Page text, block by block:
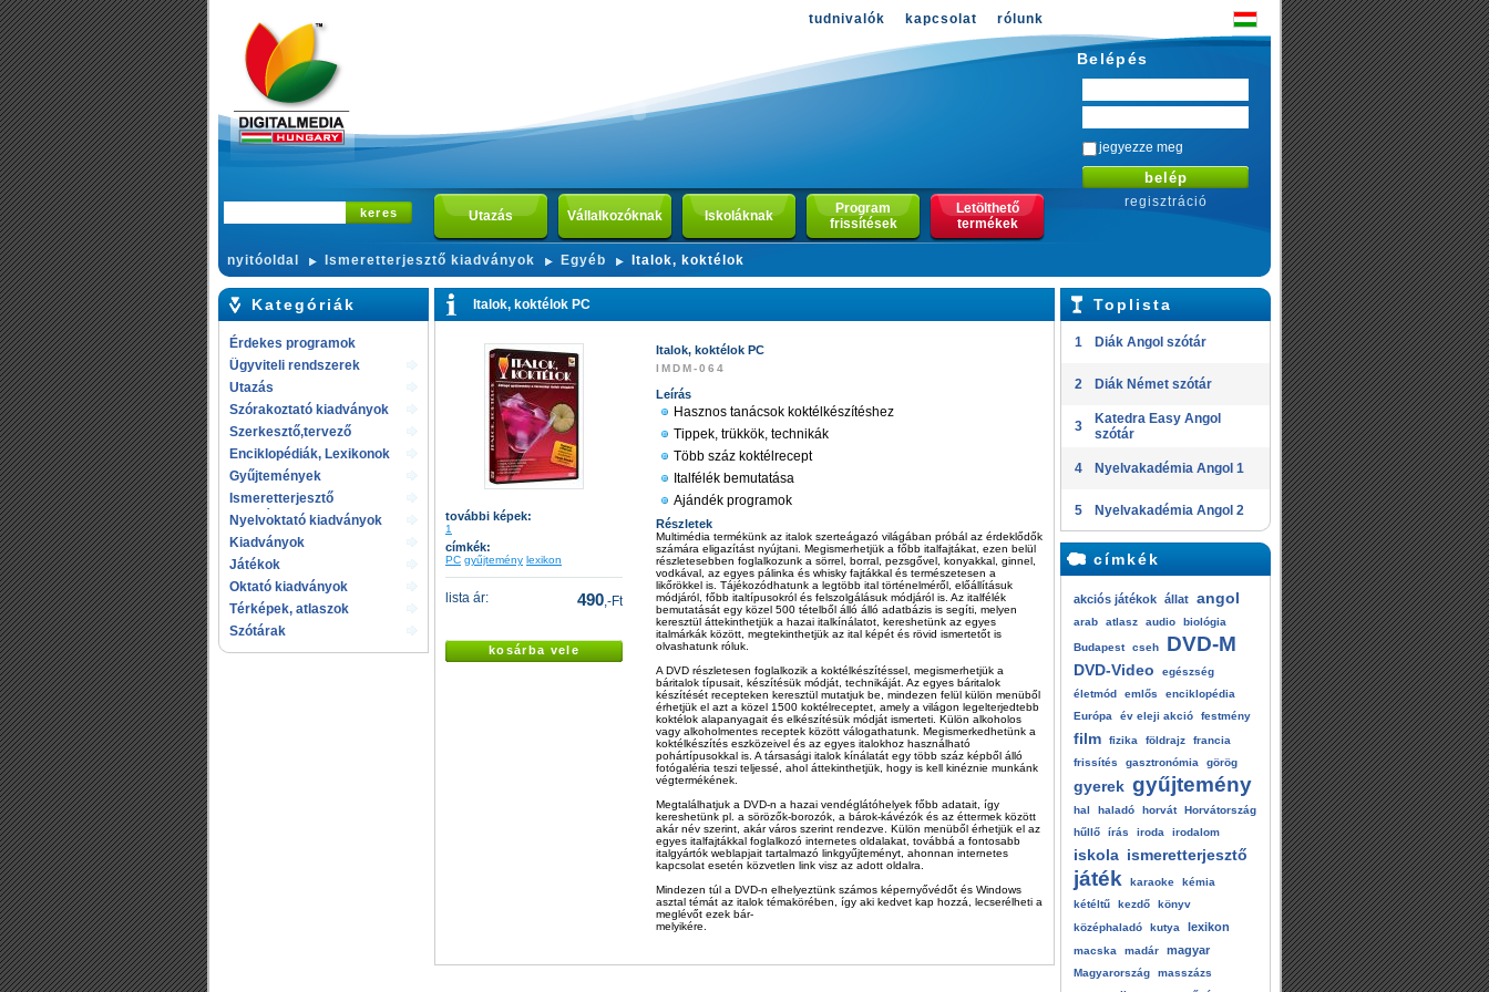
tudnivalók kapcsolat rólunk
Utazás Vállalkozóknak Iskoláknak
Program
frissítések
Letölthető
termékek
Belépés
jegyezze meg
regisztráció
nyitóoldal Ismeretterjesztő kiadványok Egyéb Italok, koktélok
Kategóriák
Érdekes programok
Ügyviteli rendszerek
Utazás
Szórakoztató kiadványok
Szerkesztő,tervező
rendszerek
Enciklopédiák, Lexikonok
Gyűjtemények
Ismeretterjesztő
kiadványok
Nyelvoktató kiadványok
Kiadványok
gyermekeknek
Játékok
Oktató kiadványok
Térképek, atlaszok
Szótárak
Italok, koktélok PC
további képek:
1
címkék:
PC gyűjtemény lexikon
lista ár: 490,-Ft
kosárba vele
Italok, koktélok PC
IMDM-064
Leírás
Hasznos tanácsok koktélkészítéshez
Tippek, trükkök, technikák
Több száz koktélrecept
Italfélék bemutatása
Ajándék programok
Részletek
Multimédia termékünk az italok szerteágazó világában próbál az érdeklődők
számára eligazítást nyújtani. Megismerhetjük a főbb italfajtákat, ezen belül
részletesebben foglalkozunk a sörrel, borral, pezsgővel, konyakkal, ginnel,
vodkával, az egyes pálinka és whisky fajtákkal és természetesen a
likőrökkel is. Tájékozódhatunk a legtöbb ital történelméről, előállításuk
módjáról, főbb italtípusokról és felszolgálásuk módjáról is. Az italfélék
bemutatását egy közel 500 tételből álló álló adatbázis is segíti, melyen
keresztül áttekinthetjük a hazai italkínálatot, kereshetünk az egyes
italmárkák között, megtekinthetjük az ital képét és rövid ismertetőt is
olvashatunk róluk.
A DVD részletesen foglalkozik a koktélkészítéssel, megismerhetjük a
báritalok típusait, készítésük módját, technikáját. Az egyes báritalok
készítését recepteken keresztül mutatjuk be, mindezen felül külön menüből
érhetjük el azt a közel 1500 koktélreceptet, amely a világon legelterjedtebb
koktélok alapanyagait és elkészítésük módját ismerteti. Külön alkoholos
vagy alkoholmentes receptek között válogathatunk. Megismerkedhetünk a
koktélkészítés eszközeivel és az egyes italokhoz használható
pohártípusokkal is. A társasági italok kínálatát egy több száz képből álló
fotógaléria teszi teljessé, ahol áttekinthetjük, hogy is kell kinéznie munkánk
végtermékének.
Megtalálhatjuk a DVD-n a hazai vendéglátóhelyek főbb adatait, így
kereshetünk pl. a sörözők-borozók, a bárok-kávézók és az éttermek között
akár név szerint, akár város szerint rendezve. Külön menüből érhetjük el az
egyes italfajtákkal foglalkozó internetes oldalakat, továbbá a fontosabb
italgyártók weblapjait tartalmazó linkgyűjteményt, ahonnan internetes
kapcsolat esetén közvetlen link visz az adott oldalra.
Mindezen túl a DVD-n elhelyeztünk számos képernyővédőt és Windows
asztal témát az italok témakörében, így aki kedvet kap hozzá, lecserélheti a
meglévőt ezek bár-
melyikére.
Toplista
1 Diák Angol szótár
2 Diák Német szótár
3
Katedra Easy Angol
szótár
4 Nyelvakadémia Angol 1
5 Nyelvakadémia Angol 2
címkék
akciós játékok állat angol
arab atlasz audio biológia
Budapest cseh DVD-M
DVD-Video
egészség
életmód
emlős
enciklopédia
Európa
év eleji akció festmény
film fizika földrajz
francia
frissítés
gasztronómia görög
gyerek gyűjtemény
hal haladó horvát
Horvátország
hűllő
írás iroda irodalom
iskola ismeretterjesztő
játék karaoke
kémia
kétéltű
kezdő
könyv
középhaladó
kutya lexikon
macska madár magyar
Magyarország
masszázs